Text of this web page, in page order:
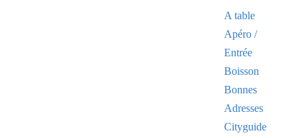
A table
Apéro /
Entrée
Boisson
Bonnes
Adresses
Cityguide